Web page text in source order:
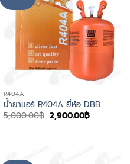
R404A
น้ำยาแอร์ R404A ยี่ห้อ DBB
5,000.00฿ Original
price
2,900.00฿Current
price